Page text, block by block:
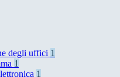
degli uffici 1
1
1